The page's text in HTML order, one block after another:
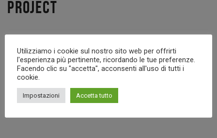
PROJECT
Pellentesque quis eros lobortis, vestibulum turpis ac, pulvinar odio.
Praesent vulputate a elit ac mollis. In sit amet ipsum turpis.
Pellentesque venenatis, libero vel euismod lobortis, mi metus
luctus augue, eget dapibus elit nisi eu massa. Phasellus sollicitudin
nisl posuere nibh ultricies, et fringilla dui gravida. Donec iaculis
Utilizziamo i cookie sul nostro sito web per offrirti
l'esperienza più pertinente, ricordando le tue preferenze.
Facendo clic su "accetta", acconsenti all'uso di tutti i
cookie.
Impostazioni Accetta tutto